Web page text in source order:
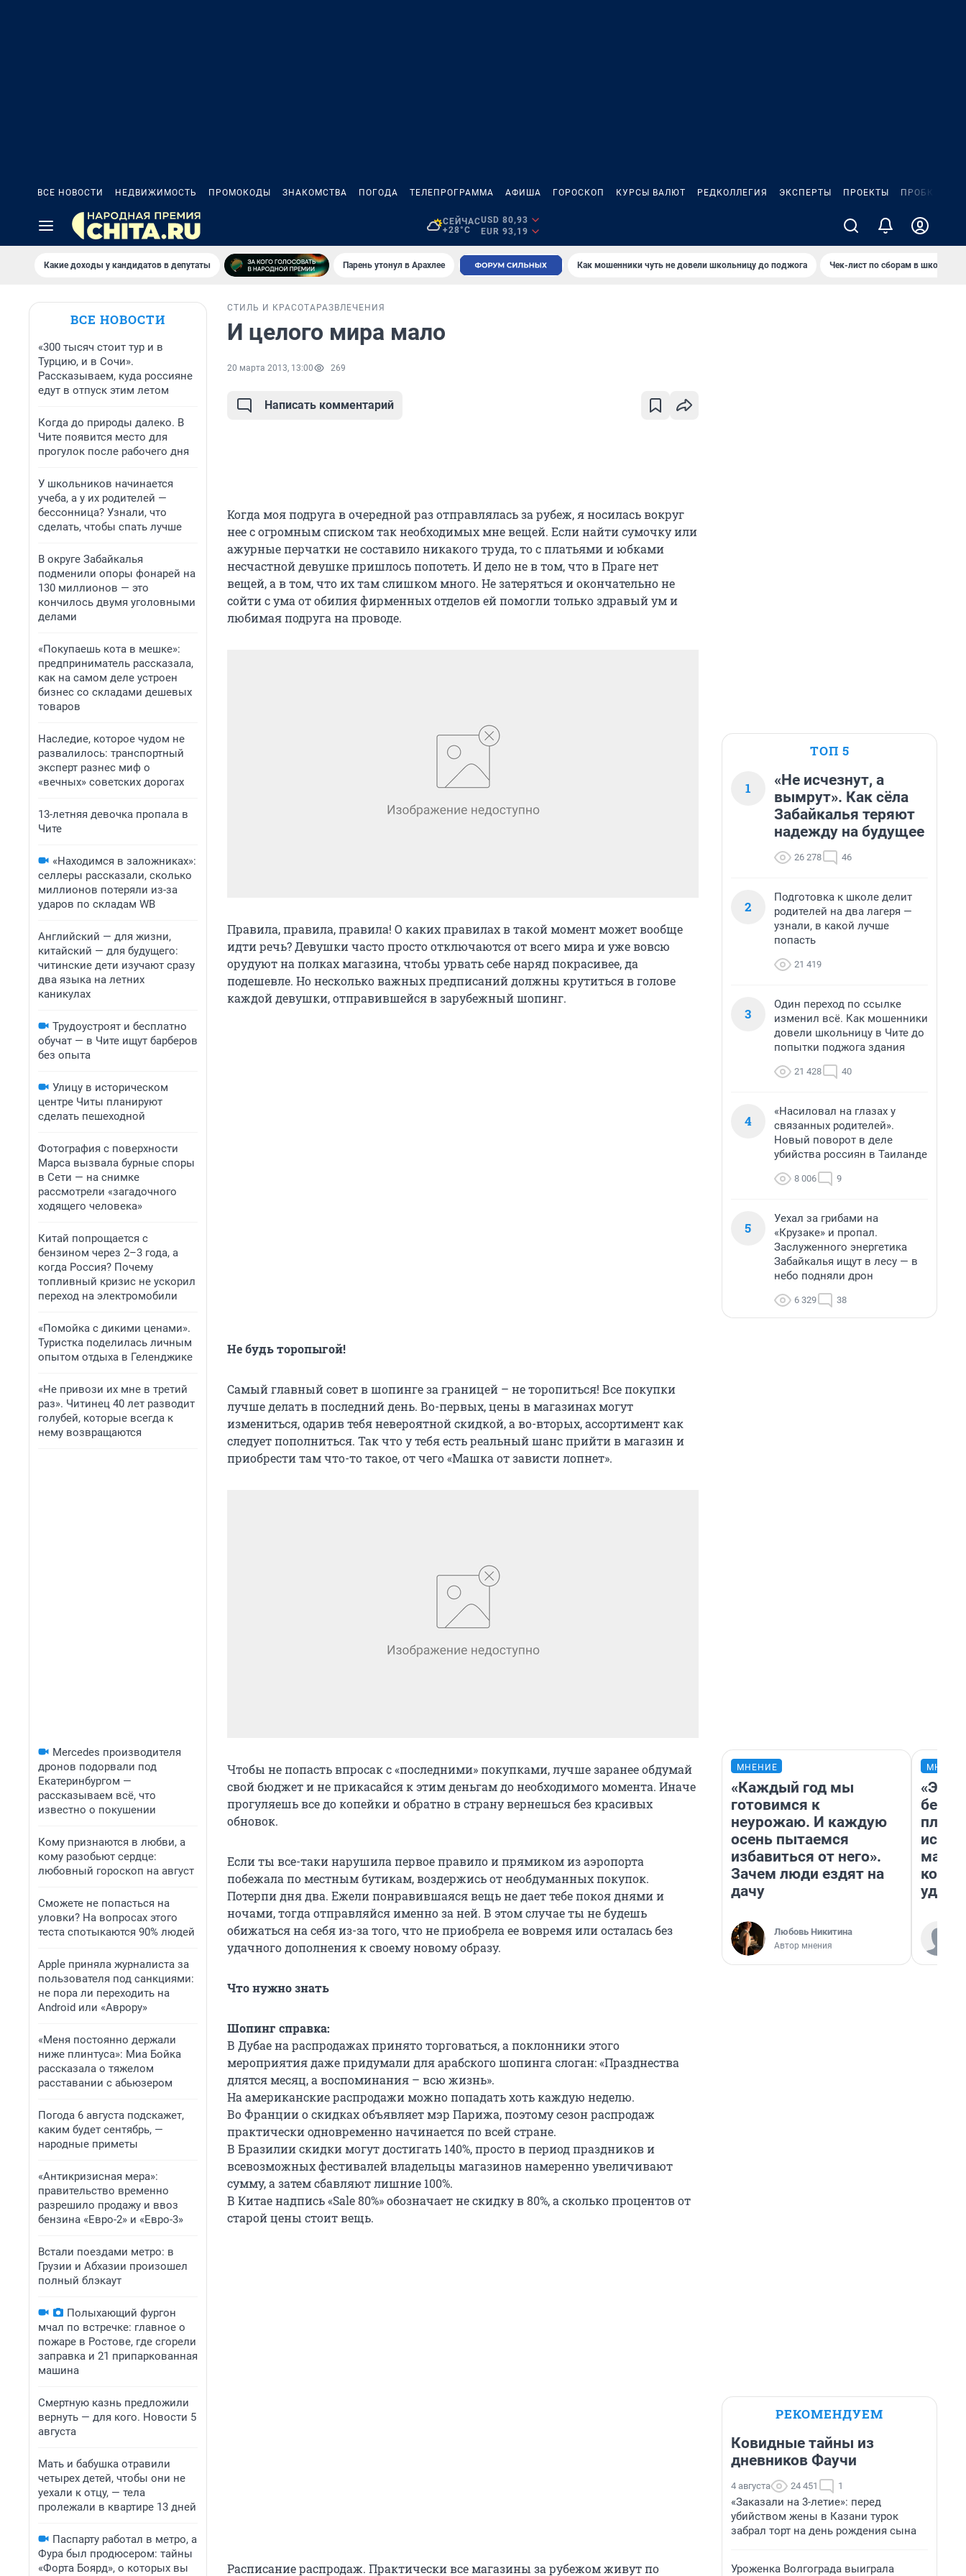
ВСЕ НОВОСТИ НЕДВИЖИМОСТЬ ПРОМОКОДЫ ЗНАКОМСТВА ПОГОДА ТЕЛЕПРОГРАММА АФИША ГОРОСКОП КУРСЫ ВАЛЮТ РЕДКОЛЛЕГИЯ ЭКСПЕРТЫ ПРОЕКТЫ ПРОБКИ
СЕЙЧАС
+28°C
USD 80,93
EUR 93,19
Какие доходы у кандидатов в депутаты Парень утонул в Арахлее Как мошенники чуть не довели школьницу до поджога Чек-лист по сборам в школу в
ВСЕ НОВОСТИ
«300 тысяч стоит тур и в
Турцию, и в Сочи».
Рассказываем, куда россияне
едут в отпуск этим летом
Когда до природы далеко. В
Чите появится место для
прогулок после рабочего дня
У школьников начинается
учеба, а у их родителей —
бессонница? Узнали, что
сделать, чтобы спать лучше
В округе Забайкалья
подменили опоры фонарей на
130 миллионов — это
кончилось двумя уголовными
делами
«Покупаешь кота в мешке»:
предприниматель рассказала,
как на самом деле устроен
бизнес со складами дешевых
товаров
Наследие, которое чудом не
развалилось: транспортный
эксперт разнес миф о
«вечных» советских дорогах
13-летняя девочка пропала в
Чите
«Находимся в заложниках»:
селлеры рассказали, сколько
миллионов потеряли из-за
ударов по складам WB
Английский — для жизни,
китайский — для будущего:
читинские дети изучают сразу
два языка на летних
каникулах
Трудоустроят и бесплатно
обучат — в Чите ищут барберов
без опыта
Улицу в историческом
центре Читы планируют
сделать пешеходной
Фотография с поверхности
Марса вызвала бурные споры
в Сети — на снимке
рассмотрели «загадочного
ходящего человека»
Китай попрощается с
бензином через 2–3 года, а
когда Россия? Почему
топливный кризис не ускорил
переход на электромобили
«Помойка с дикими ценами».
Туристка поделилась личным
опытом отдыха в Геленджике
«Не привози их мне в третий
раз». Читинец 40 лет разводит
голубей, которые всегда к
нему возвращаются
Mercedes производителя
дронов подорвали под
Екатеринбургом —
рассказываем всё, что
известно о покушении
Кому признаются в любви, а
кому разобьют сердце:
любовный гороскоп на август
Сможете не попасться на
уловки? На вопросах этого
теста спотыкаются 90% людей
Apple приняла журналиста за
пользователя под санкциями:
не пора ли переходить на
Android или «Аврору»
«Меня постоянно держали
ниже плинтуса»: Миа Бойка
рассказала о тяжелом
расставании с абьюзером
Погода 6 августа подскажет,
каким будет сентябрь, —
народные приметы
«Антикризисная мера»:
правительство временно
разрешило продажу и ввоз
бензина «Евро-2» и «Евро-3»
Встали поездами метро: в
Грузии и Абхазии произошел
полный блэкаут
Полыхающий фургон
мчал по встречке: главное о
пожаре в Ростове, где сгорели
заправка и 21 припаркованная
машина
Смертную казнь предложили
вернуть — для кого. Новости 5
августа
Мать и бабушка отравили
четырех детей, чтобы они не
уехали к отцу, — тела
пролежали в квартире 13 дней
Паспарту работал в метро, а
Фура был продюсером: тайны
«Форта Боярд», о которых вы
СТИЛЬ И КРАСОТА РАЗВЛЕЧЕНИЯ
И целого мира мало
20 марта 2013, 13:00 269
Написать комментарий
Когда моя подруга в очередной раз отправлялась за рубеж, я носилась вокруг
нее с огромным списком так необходимых мне вещей. Если найти сумочку или
ажурные перчатки не составило никакого труда, то с платьями и юбками
несчастной девушке пришлось попотеть. И дело не в том, что в Праге нет
вещей, а в том, что их там слишком много. Не затеряться и окончательно не
сойти с ума от обилия фирменных отделов ей помогли только здравый ум и
любимая подруга на проводе.
Правила, правила, правила! О каких правилах в такой момент может вообще
идти речь? Девушки часто просто отключаются от всего мира и уже вовсю
орудуют на полках магазина, чтобы урвать себе наряд покрасивее, да
подешевле. Но несколько важных предписаний должны крутиться в голове
каждой девушки, отправившейся в зарубежный шопинг.
Не будь торопыгой!
Самый главный совет в шопинге за границей – не торопиться! Все покупки
лучше делать в последний день. Во-первых, цены в магазинах могут
измениться, одарив тебя невероятной скидкой, а во-вторых, ассортимент как
следует пополниться. Так что у тебя есть реальный шанс прийти в магазин и
приобрести там что-то такое, от чего «Машка от зависти лопнет».
Чтобы не попасть впросак с «последними» покупками, лучше заранее обдумай
свой бюджет и не прикасайся к этим деньгам до необходимого момента. Иначе
прогуляешь все до копейки и обратно в страну вернешься без красивых
обновок.
Если ты все-таки нарушила первое правило и прямиком из аэропорта
побежала по местным бутикам, воздержись от необдуманных покупок.
Потерпи дня два. Ежели понравившаяся вещь не дает тебе покоя днями и
ночами, тогда отправляйся именно за ней. В этом случае ты не будешь
обижаться на себя из-за того, что не приобрела ее вовремя или осталась без
удачного дополнения к своему новому образу.
Что нужно знать
Шопинг справка:
В Дубае на распродажах принято торговаться, а поклонники этого
мероприятия даже придумали для арабского шопинга слоган: «Празднества
длятся месяц, а воспоминания – всю жизнь».
На американские распродажи можно попадать хоть каждую неделю.
Во Франции о скидках объявляет мэр Парижа, поэтому сезон распродаж
практически одновременно начинается по всей стране.
В Бразилии скидки могут достигать 140%, просто в период праздников и
всевозможных фестивалей владельцы магазинов намеренно увеличивают
сумму, а затем сбавляют лишние 100%.
В Китае надпись «Sale 80%» обозначает не скидку в 80%, а сколько процентов от
старой цены стоит вещь.
Расписание распродаж. Практически все магазины за рубежом живут по
ТОП 5
1
«Не исчезнут, а
вымрут». Как сёла
Забайкалья теряют
надежду на будущее
26 278 46
2
Подготовка к школе делит
родителей на два лагеря —
узнали, в какой лучше
попасть
21 419
3
Один переход по ссылке
изменил всё. Как мошенники
довели школьницу в Чите до
попытки поджога здания
21 428 40
4
«Насиловал на глазах у
связанных родителей».
Новый поворот в деле
убийства россиян в Таиланде
8 006 9
5
Уехал за грибами на
«Крузаке» и пропал.
Заслуженного энергетика
Забайкалья ищут в лесу — в
небо подняли дрон
6 329 38
МНЕНИЕ
«Каждый год мы
готовимся к
неурожаю. И каждую
осень пытаемся
избавиться от него».
Зачем люди ездят на
дачу
Любовь Никитина
Автор мнения
«Это
РЕКОМЕНДУЕМ
Ковидные тайны из
дневников Фаучи
4 августа 24 451 1
«Заказали на 3-летие»: перед
убийством жены в Казани турок
забрал торт на день рождения сына
Уроженка Волгограда выиграла